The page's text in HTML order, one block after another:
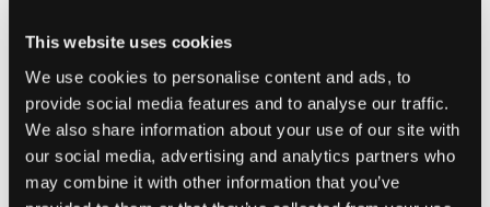
This website uses cookies
We use cookies to personalise content and ads, to
provide social media features and to analyse our traffic.
We also share information about your use of our site with
our social media, advertising and analytics partners who
may combine it with other information that you’ve
GRSTREET LOOSE
Polo Ralph Lauren
CONTRAST-TRIM ICONIC FLAG